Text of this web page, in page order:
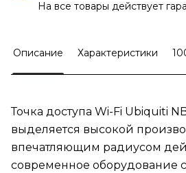
На все товары действует
Описание Характеристики
Точка доступа Wi-Fi Ubiquiti
выделяется высокой
впечатляющим радиусом
современное оборудование